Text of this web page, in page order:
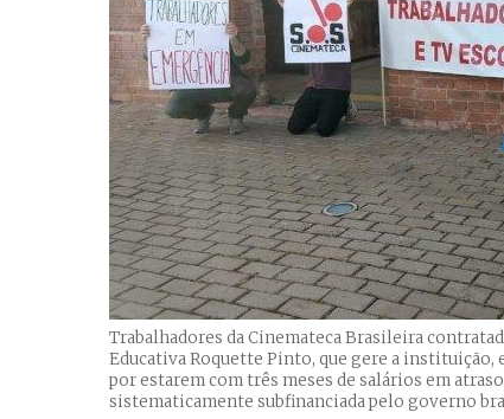
Trabalhadores da Cinemateca Brasileira
Educativa Roquette Pinto, que gere a instituição,
por estarem com três meses de salários em
sistematicamente subfinanciada pelo governo